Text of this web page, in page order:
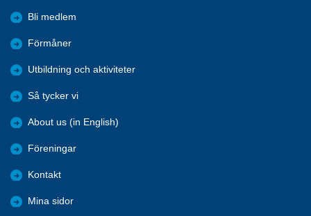
Bli medlem
Förmåner
Utbildning och aktiviteter
Så tycker vi
About us (in English)
Föreningar
Kontakt
Mina sidor